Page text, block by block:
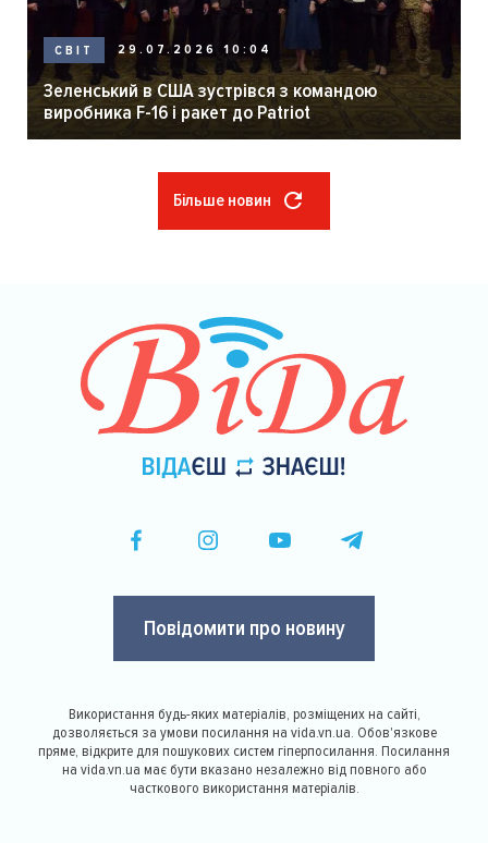
СВІТ 29.07.2026 10:04
Зеленський в США зустрівся з командою
виробника F-16 і ракет до Patriot
Більше новин
Повідомити про новину
Використання будь-яких матеріалів, розміщених на сайті,
дозволяється за умови посилання на vida.vn.ua. Обов'язкове
пряме, відкрите для пошукових систем гіперпосилання. Посилання
на vida.vn.ua має бути вказано незалежно від повного або
часткового використання матеріалів.